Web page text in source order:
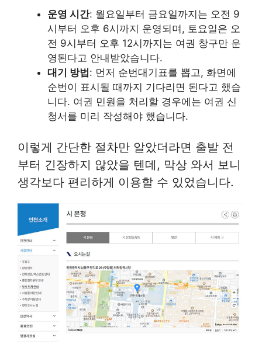
운영 시간: 월요일부터 금요일까지는 오전 9
시부터 오후 6시까지 운영되며, 토요일은 오
전 9시부터 오후 12시까지는 여권 창구만 운
영된다고 안내받았습니다.
대기 방법: 먼저 순번대기표를 뽑고, 화면에
순번이 표시될 때까지 기다리면 된다고 했습
니다. 여권 민원을 처리할 경우에는 여권 신
청서를 미리 작성해야 했습니다.
이렇게 간단한 절차만 알았더라면 출발 전
부터 긴장하지 않았을 텐데, 막상 와서 보니
생각보다 편리하게 이용할 수 있었습니다.